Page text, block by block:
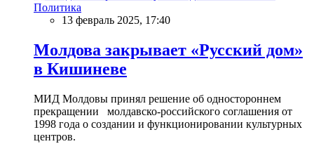
Политика
13 февраль 2025, 17:40
Молдова закрывает «Русский дом»
в Кишиневе
МИД Молдовы принял решение об одностороннем
прекращении молдавско-российского соглашения от
1998 года о создании и функционировании культурных
центров.